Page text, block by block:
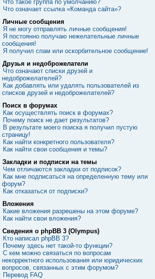
Что такое группа по умолчанию?
Что означает ссылка «Команда сайта»?
Личные сообщения
Я не могу отправлять личные сообщения!
Я постоянно получаю нежелательные личные
сообщения!
Я получил спам или оскорбительное сообщение!
Друзья и недоброжелатели
Что означают списки друзей и
недоброжелателей?
Как добавлять или удалять пользователей из
списков друзей и недоброжелателей?
Поиск в форумах
Как осуществлять поиск в форумах?
Почему поиск не дает результатов?
В результате моего поиска я получил пустую
страницу!
Как найти конкретного пользователя?
Как найти свои сообщения и темы?
Закладки и подписки на темы
Чем отличаются закладки от подписок?
Как мне подписаться на определенную тему или
форум?
Как отказаться от подписки?
Вложения
Какие вложения разрешены на этом форуме?
Как найти свои вложения?
Сведения о phpBB 3 (Olympus)
Кто написал phpBB 3?
Почему здесь нет такой-то функции?
С кем можно связаться по вопросам
некорректного использования или юридических
вопросов, связанных с этим форумом?
Перевод FAQ